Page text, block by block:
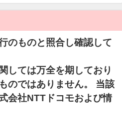
のものと照合し確認して
しては万全を期しており
のではありません。 当該
会社NTTドコモおよび情